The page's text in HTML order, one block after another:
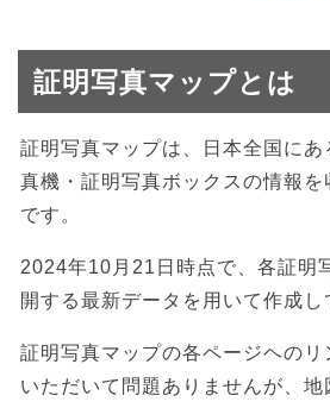
証明写真マップとは
証明写真マップは、日本全国に
真機・証明写真ボックスの情報を
です。
2024年10月21日時点で、各証明
開する最新データを用いて作成し
証明写真マップの各ページヘのリ
いただいて問題ありませんが、